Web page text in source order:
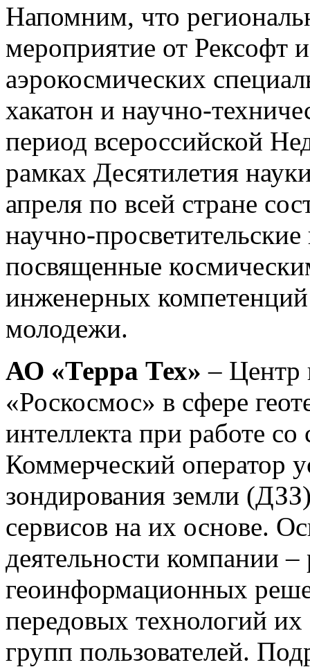
Напомним, что
мероприятие от Рексофт
аэрокосмических
хакатон и научно-
период всероссийской
рамках Десятилетия
апреля по всей стране
научно-
посвященные
инженерных
молодежи.
АО «Терра Тех» – Центр
«Роскосмос» в сфере
интеллекта при работе
Коммерческий оператор
зондирования земли
сервисов на их основе.
деятельности компании –
геоинформационных
передовых технологий
групп пользователей.